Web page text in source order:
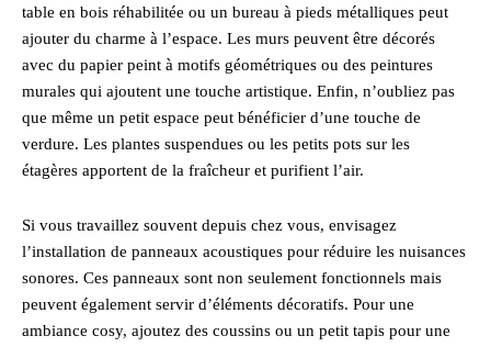
table en bois réhabilitée ou un bureau à pieds métalliques peut
ajouter du charme à l’espace. Les murs peuvent être décorés
avec du papier peint à motifs géométriques ou des peintures
murales qui ajoutent une touche artistique. Enfin, n’oubliez pas
que même un petit espace peut bénéficier d’une touche de
verdure. Les plantes suspendues ou les petits pots sur les
étagères apportent de la fraîcheur et purifient l’air.
Si vous travaillez souvent depuis chez vous, envisagez
l’installation de panneaux acoustiques pour réduire les nuisances
sonores. Ces panneaux sont non seulement fonctionnels mais
peuvent également servir d’éléments décoratifs. Pour une
ambiance cosy, ajoutez des coussins ou un petit tapis pour une